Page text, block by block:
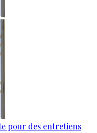
pour des entretiens